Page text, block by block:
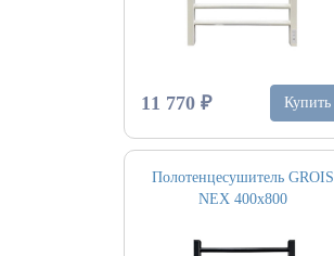
11 770 ₽ Купить
Полотенцесушитель GROIS
NEX 400х800